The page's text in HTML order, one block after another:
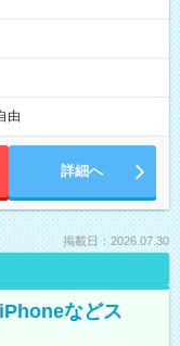
由
詳細へ
掲載日：2026.07.30
などス